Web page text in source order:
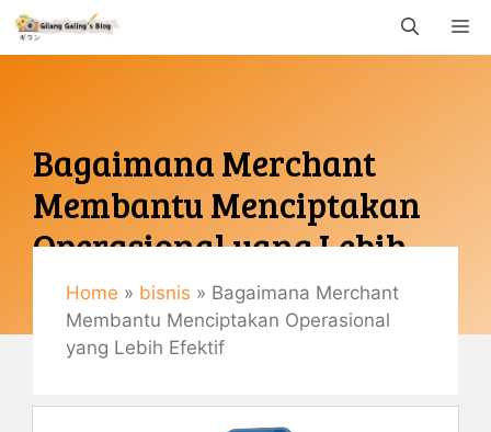
Langsung
Bagaimana Merchant
Membantu Menciptakan
Operasional yang Lebih
Efektif
Juni 18, 2026
Home » bisnis » Bagaimana Merchant
Membantu Menciptakan Operasional
yang Lebih Efektif